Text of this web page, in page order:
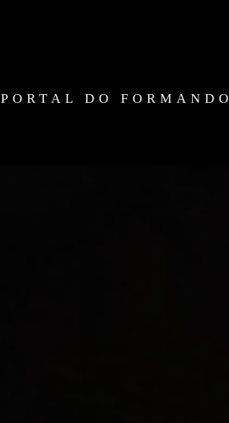
PORTAL DO FORMANDO